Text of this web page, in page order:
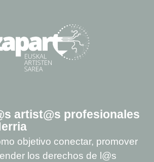
artist@s profesionales
objetivo conectar, promover
los derechos de l@s